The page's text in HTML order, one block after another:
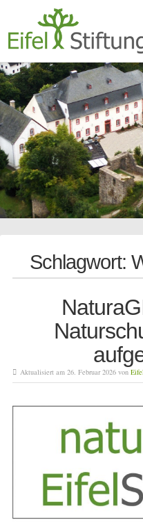
Schlagwort:
Aktualisiert am 26. Februar 2026 von